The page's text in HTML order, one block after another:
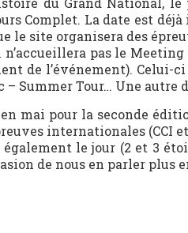
Complet. La date est déjà
le site organisera des
pas le Meeting
de l’événement). Celui-
– Summer Tour… Une autre
mai pour la seconde
internationales (CCI et
le jour (2 et 3
de nous en parler